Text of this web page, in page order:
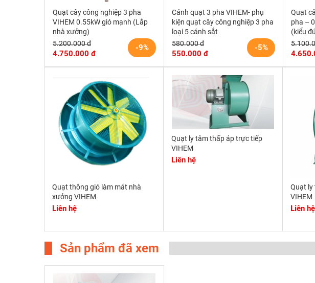
Quạt cây công nghiệp 3 pha
VIHEM 0.55kW gió mạnh (Lắp
nhà xưởng)
-9%
5.200.000 đ
4.750.000 đ
Cánh quạt 3 pha VIHEM- phụ
kiện quạt cây công nghiệp 3 pha
loại 5 cánh sắt
-5%
580.000 đ
550.000 đ
Quạt
pha –
(kiểu
9.000
Quạt thông gió làm mát nhà
xưởng VIHEM
Liên hệ
Quạt ly tâm thấp áp trực tiếp
VIHEM
Liên hệ
Quạt
VIHEM
Liên hệ
Sản phẩm đã xem